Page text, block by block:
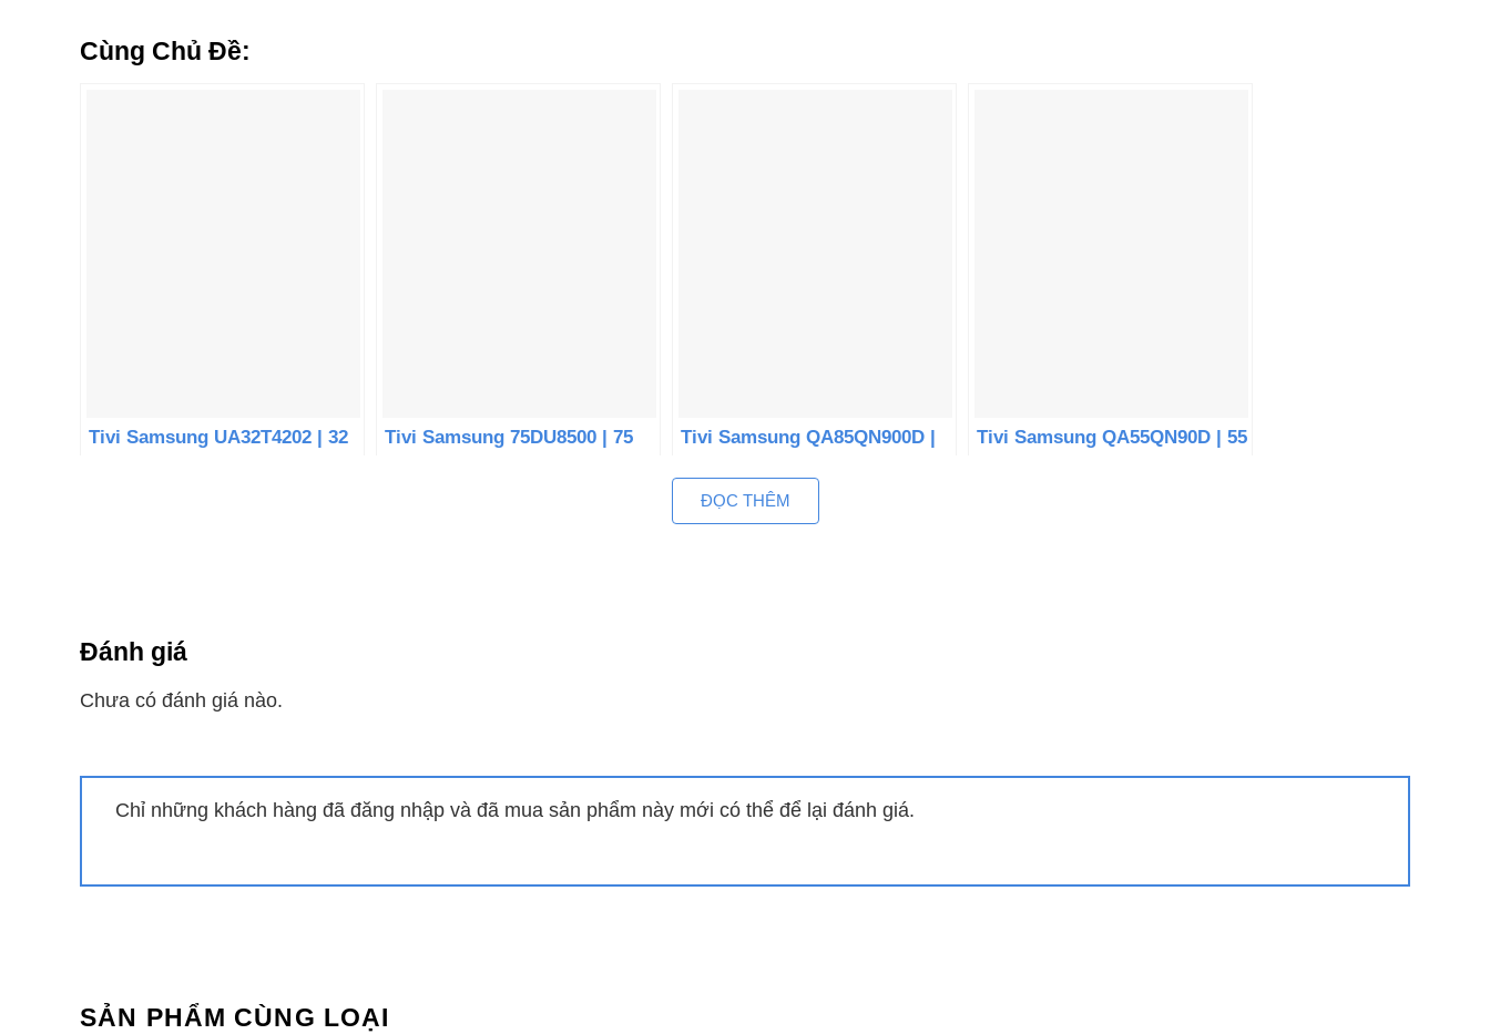
Cùng Chủ Đề:
Tivi Samsung UA32T4202 | 32
Tivi Samsung 75DU8500 | 75
Tivi Samsung QA85QN900D |
Tivi Samsung QA55QN90D | 55
ĐỌC THÊM
Đánh giá
Chưa có đánh giá nào.
Chỉ những khách hàng đã đăng nhập và đã mua sản phẩm này mới có thể để lại đánh giá.
SẢN PHẨM CÙNG LOẠI